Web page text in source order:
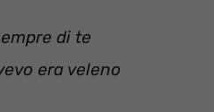
di te
era veleno